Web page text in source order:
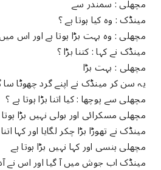
مچھلی : سمندر سے
مینڈک : وہ کیا ہوتا ہے ؟
مچھلی : وہ بہت بڑا ہوتا ہے اور اس میں
مینڈک نے کہا : کتنا بڑا ؟
مچھلی : بہت بڑا
یہ سن کر مینڈک نے اپنے گرد چھوٹا سا
مچھلی سے پوچھا : کیا اتنا بڑا ہوتا ہے ؟
مچھلی مسکرائی اور بولی نہیں بڑا
مینڈک نے تھوڑا بڑا چکر لگایا اور کہا
مچھلی ہنسی اور کہا نہیں بڑا ہوتا ہے
مینڈک اب جوش میں آ گیا اور اس نے